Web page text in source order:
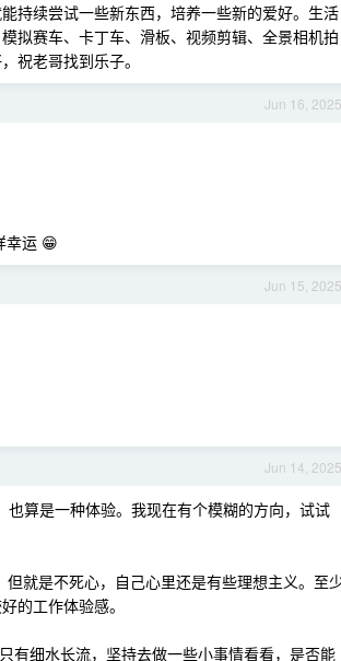
持续尝试一些新东西，培养一些新的爱好。生活
拟赛车、卡丁车、滑板、视频剪辑、全景相机拍
祝老哥找到乐子。
Jun 16, 2025
幸运 😁
Jun 15, 2025
Jun 14, 2025
算是一种体验。我现在有个模糊的方向，试试
就是不死心，自己心里还是有些理想主义。至
的工作体验感。
有细水长流，坚持去做一些小事情看看，是否能